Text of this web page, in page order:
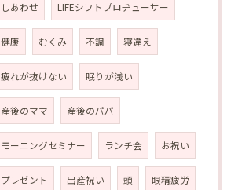
しあわせ LIFEシフトプロヂューサー
健康 むくみ 不調 寝違え
疲れが抜けない 眠りが浅い
産後のママ 産後のパパ
モーニングセミナー ランチ会 お祝い
プレゼント 出産祝い 頭 眼精疲労